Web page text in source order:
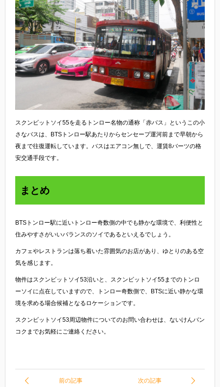
スクンビットソイ55を走るトンロー名物の通称「赤バス」というこの小
さなバスは、BTSトンロー駅あたりからセンセープ運河前まで早朝から
夜まで往復運転しています。バスはエアコン無しで、運賃8バーツの格
安交通手段です。
まとめ
BTSトンロー駅に近いトンロー奇数側の中でも静かな環境で、利便性と
住みやすさがいいバランスのソイであるといえるでしょう。
カフェやレストランは落ち着いた雰囲気のお店があり、ゆとりのある空
気を感じます。
物件はスクンビットソイ53沿いと、スクンビットソイ55までのトンロ
ーソイに点在していますので、トンロー奇数側で、BTSに近い静かな環
境を求める場合候補となるロケーションです。
スクンビットソイ53周辺物件についてのお問い合わせは、ないけんバン
コクまでお気軽にご連絡ください。